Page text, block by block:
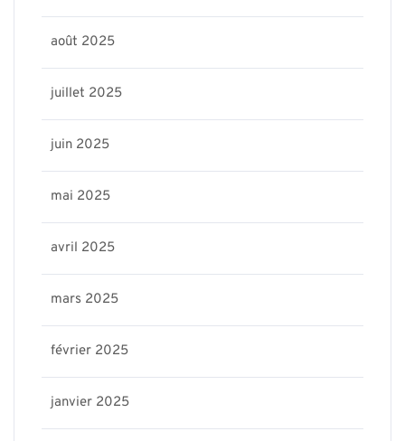
août 2025
juillet 2025
juin 2025
mai 2025
avril 2025
mars 2025
février 2025
janvier 2025